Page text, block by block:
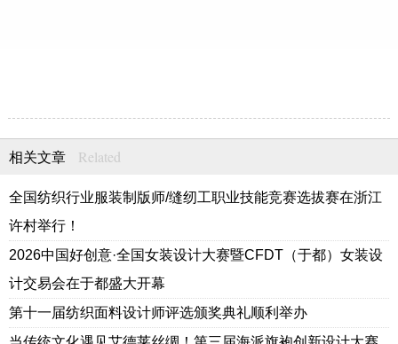
相关文章 Related
全国纺织行业服装制版师/缝纫工职业技能竞赛选拔赛在浙江
许村举行！
2026中国好创意·全国女装设计大赛暨CFDT（于都）女装设
计交易会在于都盛大开幕
第十一届纺织面料设计师评选颁奖典礼顺利举办